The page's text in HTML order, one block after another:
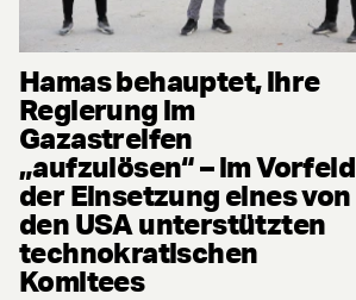
Hamas behauptet, ihre
Regierung im
Gazastreifen
„aufzulösen“ – im Vorfeld
der Einsetzung eines von
den USA unterstützten
technokratischen
Komitees